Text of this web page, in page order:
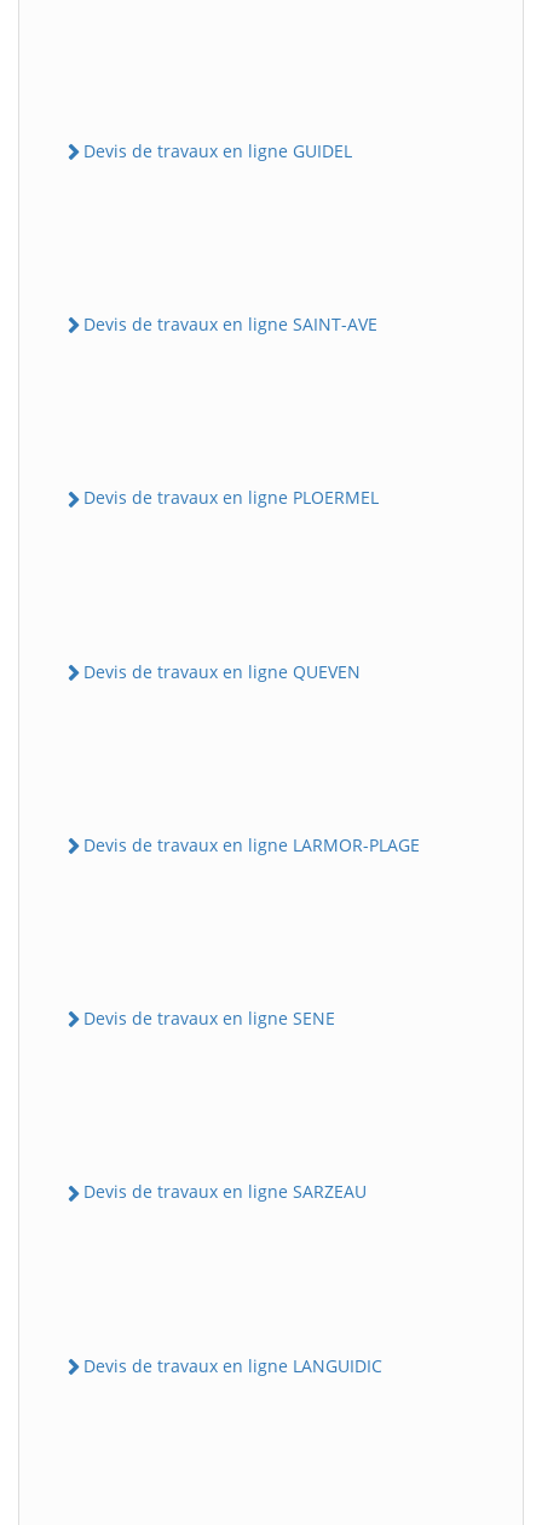
Devis de travaux en ligne GUIDEL
Devis de travaux en ligne SAINT-AVE
Devis de travaux en ligne PLOERMEL
Devis de travaux en ligne QUEVEN
Devis de travaux en ligne LARMOR-PLAGE
Devis de travaux en ligne SENE
Devis de travaux en ligne SARZEAU
Devis de travaux en ligne LANGUIDIC